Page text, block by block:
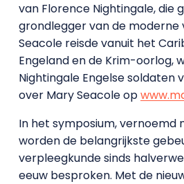
van Florence Nightingale, die
grondlegger van de moderne
Seacole reisde vanuit het
Engeland en de Krim-oorlog,
Nightingale Engelse soldaten
over Mary Seacole op
In het symposium, vernoemd
worden de belangrijkste
verpleegkunde sinds
eeuw besproken. Met de